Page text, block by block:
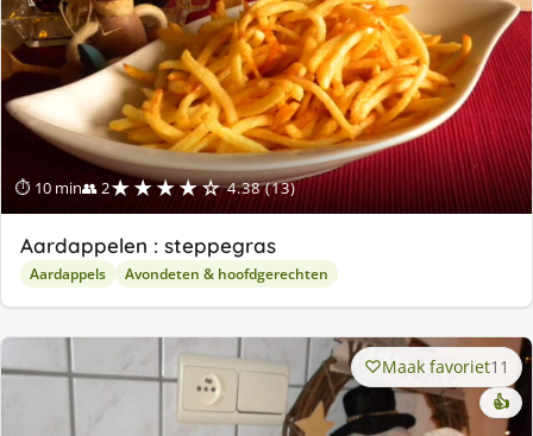
⏱ 10 min👥 2★★★★☆ 4.38 (13)
Aardappelen : steppegras
Aardappels Avondeten & hoofdgerechten
Maak favoriet11
👍